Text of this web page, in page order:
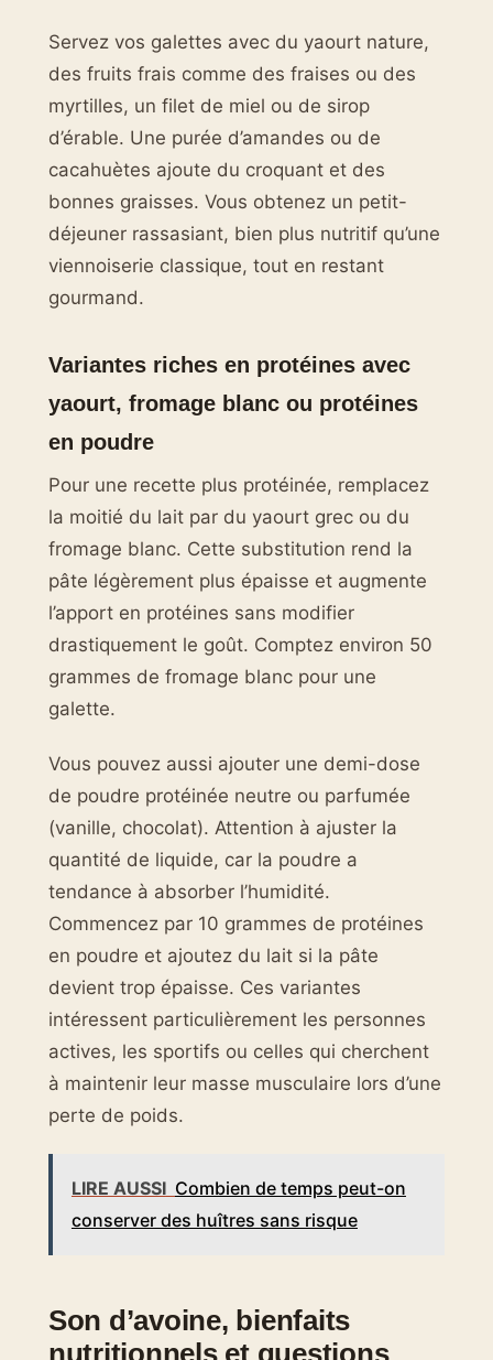
Servez vos galettes avec du yaourt nature,
des fruits frais comme des fraises ou des
myrtilles, un filet de miel ou de sirop
d’érable. Une purée d’amandes ou de
cacahuètes ajoute du croquant et des
bonnes graisses. Vous obtenez un petit-
déjeuner rassasiant, bien plus nutritif qu’une
viennoiserie classique, tout en restant
gourmand.
Variantes riches en protéines avec
yaourt, fromage blanc ou protéines
en poudre
Pour une recette plus protéinée, remplacez
la moitié du lait par du yaourt grec ou du
fromage blanc. Cette substitution rend la
pâte légèrement plus épaisse et augmente
l’apport en protéines sans modifier
drastiquement le goût. Comptez environ 50
grammes de fromage blanc pour une
galette.
Vous pouvez aussi ajouter une demi-dose
de poudre protéinée neutre ou parfumée
(vanille, chocolat). Attention à ajuster la
quantité de liquide, car la poudre a
tendance à absorber l’humidité.
Commencez par 10 grammes de protéines
en poudre et ajoutez du lait si la pâte
devient trop épaisse. Ces variantes
intéressent particulièrement les personnes
actives, les sportifs ou celles qui cherchent
à maintenir leur masse musculaire lors d’une
perte de poids.
LIRE AUSSI Combien de temps peut-on
conserver des huîtres sans risque
Son d’avoine, bienfaits
nutritionnels et questions